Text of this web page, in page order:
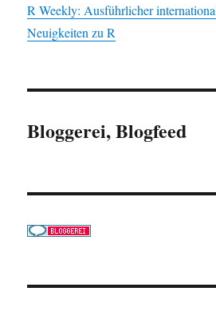
R Weekly: Ausführlicher
Neuigkeiten zu R
Bloggerei, Blogfeed